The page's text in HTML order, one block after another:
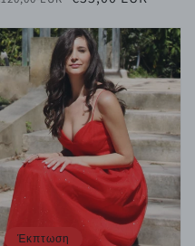
Έκπτωση